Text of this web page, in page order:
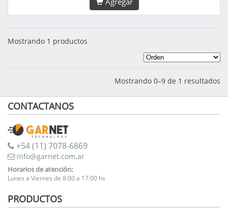
Mostrando 1 productos
Mostrando 0–9 de 1 resultados
CONTACTANOS
+54 (11) 7078-6869
info@garnet.com.ar
Horarios de atención:
Lunes a Viernes de 8:00 a 17:00 hs
PRODUCTOS